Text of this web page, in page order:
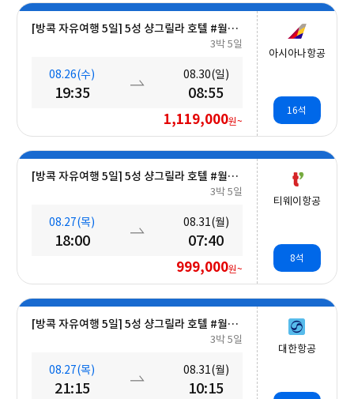
[방콕 자유여행 5일] 5성 샹그릴라 호텔 #월드체인 #차오프라야강변 #조식포함 #호캉스 #도심접근성
3박 5일
08.26(수)
19:35
08.30(일)
08:55
1,119,000원~
아시아나항공
16석
[방콕 자유여행 5일] 5성 샹그릴라 호텔 #월드체인 #차오프라야강변 #조식포함 #호캉스 #도심접근성
3박 5일
08.27(목)
18:00
08.31(월)
07:40
999,000원~
티웨이항공
8석
[방콕 자유여행 5일] 5성 샹그릴라 호텔 #월드체인 #차오프라야강변 #조식포함 #호캉스 #도심접근성
3박 5일
08.27(목)
21:15
08.31(월)
10:15
대한항공